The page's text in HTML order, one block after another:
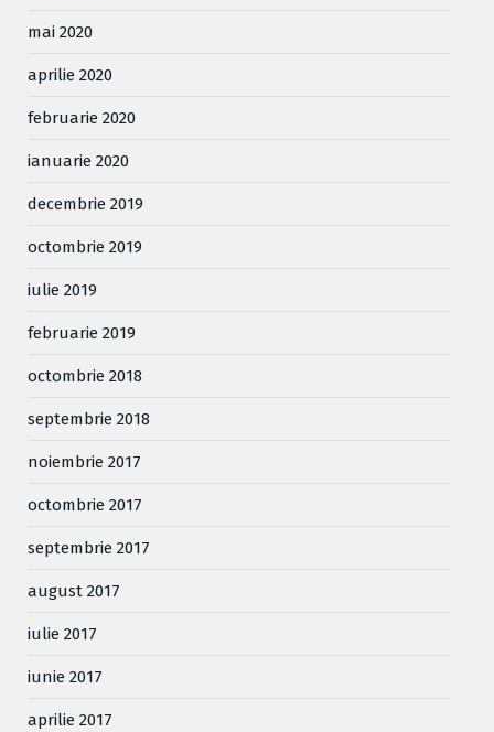
mai 2020
aprilie 2020
februarie 2020
ianuarie 2020
decembrie 2019
octombrie 2019
iulie 2019
februarie 2019
octombrie 2018
septembrie 2018
noiembrie 2017
octombrie 2017
septembrie 2017
august 2017
iulie 2017
iunie 2017
aprilie 2017